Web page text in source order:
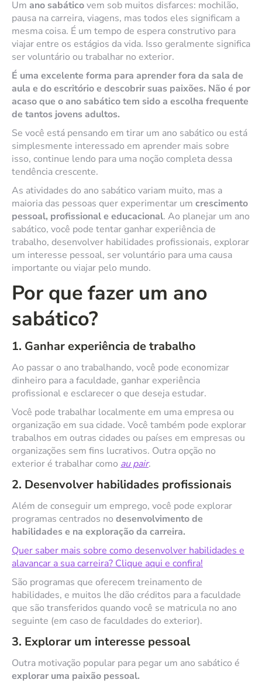
Um ano sabáticovem sob muitos disfarces: mochilão,
pausa na carreira, viagens, mas todos eles significam a
mesma coisa. É um tempo de espera construtivo para
viajar entre os estágios da vida. Isso geralmente significa
ser voluntário ou trabalhar no exterior.
É uma excelente forma para aprender fora da sala de
aula e do escritório e descobrir suas paixões. Não é por
acaso que o ano sabático tem sido a escolha frequente
de tantos jovens adultos.
Se você está pensando em tirar um ano sabático ou está
simplesmente interessado em aprender mais sobre
isso, continue lendo para uma noção completa dessa
tendência crescente.
As atividades do ano sabático variam muito, mas a
maioria das pessoas quer experimentar um crescimento
pessoal, profissional e educacional. Ao planejar um ano
sabático, você pode tentar ganhar experiência de
trabalho, desenvolver habilidades profissionais, explorar
um interesse pessoal, ser voluntário para uma causa
importante ou viajar pelo mundo.
Por que fazer um ano
sabático?
1. Ganhar experiência de trabalho
Ao passar o ano trabalhando, você pode economizar
dinheiro para a faculdade, ganhar experiência
profissional e esclarecer o que deseja estudar.
Você pode trabalhar localmente em uma empresa ou
organização em sua cidade. Você também pode explorar
trabalhos em outras cidades ou países em empresas ou
organizações sem fins lucrativos. Outra opção no
exterior é trabalhar como au pair.
2. Desenvolver habilidades profissionais
Além de conseguir um emprego, você pode explorar
programas centrados no desenvolvimento de
habilidades e na exploração da carreira.
Quer saber mais sobre como desenvolver habilidades e
alavancar a sua carreira? Clique aqui e confira!
São programas que oferecem treinamento de
habilidades, e muitos lhe dão créditos para a faculdade
que são transferidos quando você se matricula no ano
seguinte (em caso de faculdades do exterior).
3. Explorar um interesse pessoal
Outra motivação popular para pegar um ano sabático é
explorar uma paixão pessoal.